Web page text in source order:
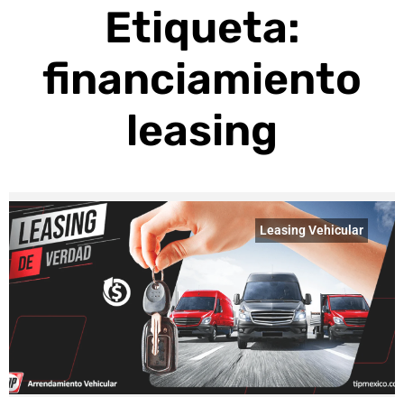
Etiqueta:
financiamiento
leasing
Leasing Vehicular